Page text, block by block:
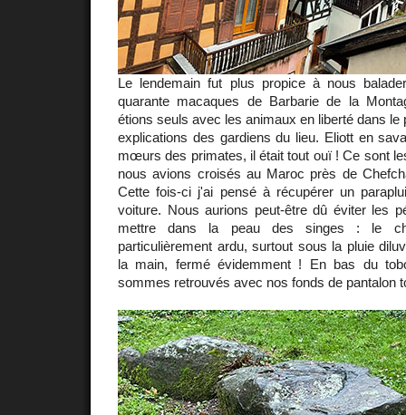
Le lendemain fut plus propice à nous
quarante macaques de Barbarie de la
étions seuls avec les animaux en liberté dans le
explications des gardiens du lieu. Eliott en
mœurs des primates, il était tout ouï ! Ce sont
nous avions croisés au Maroc près de
Cette fois-ci j'ai pensé à récupérer un
voiture. Nous aurions peut-être dû éviter les
mettre dans la peau des singes : le
particulièrement ardu, surtout sous la pluie
la main, fermé évidemment ! En bas du
sommes retrouvés avec nos fonds de pantalon